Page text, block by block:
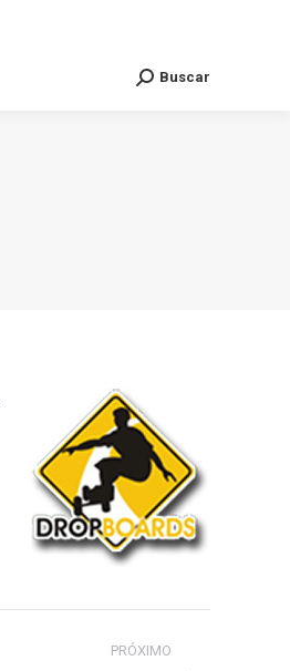
Search:
Buscar
PRÓXIMO
Search:
Buscar